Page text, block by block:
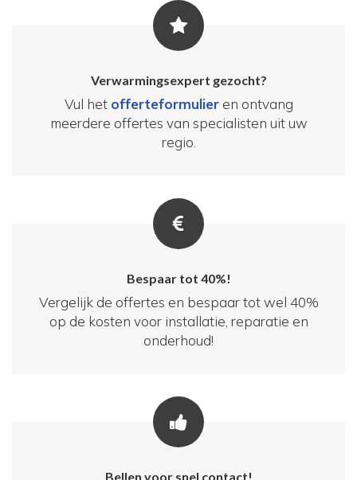
Verwarmingsexpert gezocht?
Vul het offerteformulieren ontvang
meerdere offertes van specialisten uit uw
regio.
Bespaar tot 40%!
Vergelijk de offertes en bespaar tot wel 40%
op de kosten voor installatie, reparatie en
onderhoud!
Bellen voor snel contact!